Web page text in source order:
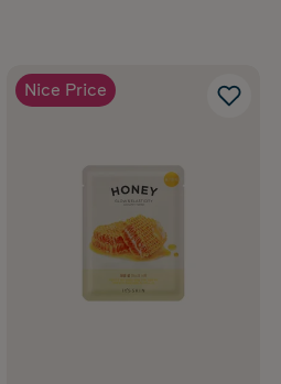
Nice Price